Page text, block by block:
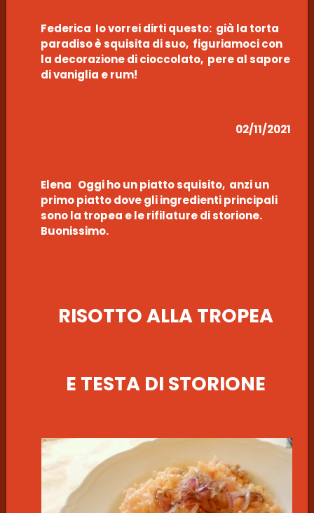
Federica Io vorrei dirti questo: già la torta
paradiso è squisita di suo, figuriamoci con
la decorazione di cioccolato, pere al sapore
di vaniglia e rum!
02/11/2021
Elena Oggi ho un piatto squisito, anzi un
primo piatto dove gli ingredienti principali
sono la tropea e le rifilature di storione.
Buonissimo.
RISOTTO ALLA TROPEA
E TESTA DI STORIONE